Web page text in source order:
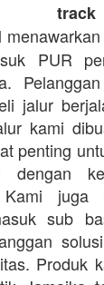
PUR
jalur
kami
penting
dengan
Kami juga
sub
Produk